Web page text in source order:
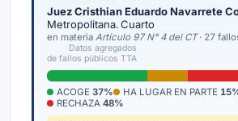
Juez Cristhian Eduardo Navarrete
Metropolitana. Cuarto
en materia Artículo 97 N° 4 del CT· 27
Datos agregados
de fallos públicos TTA
ACOGE 37% HA LUGAR EN PARTE
RECHAZA 48%